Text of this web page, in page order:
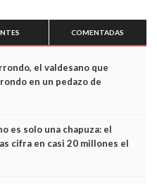
COMENTADAS
el valdesano que
en un pedazo de
es solo una chapuza: el
cifra en casi 20 millones el